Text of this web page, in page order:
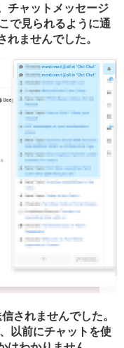
チャットメッセージ
で見られるように通
ませんでした。
されませんでした。
以前にチャットを使